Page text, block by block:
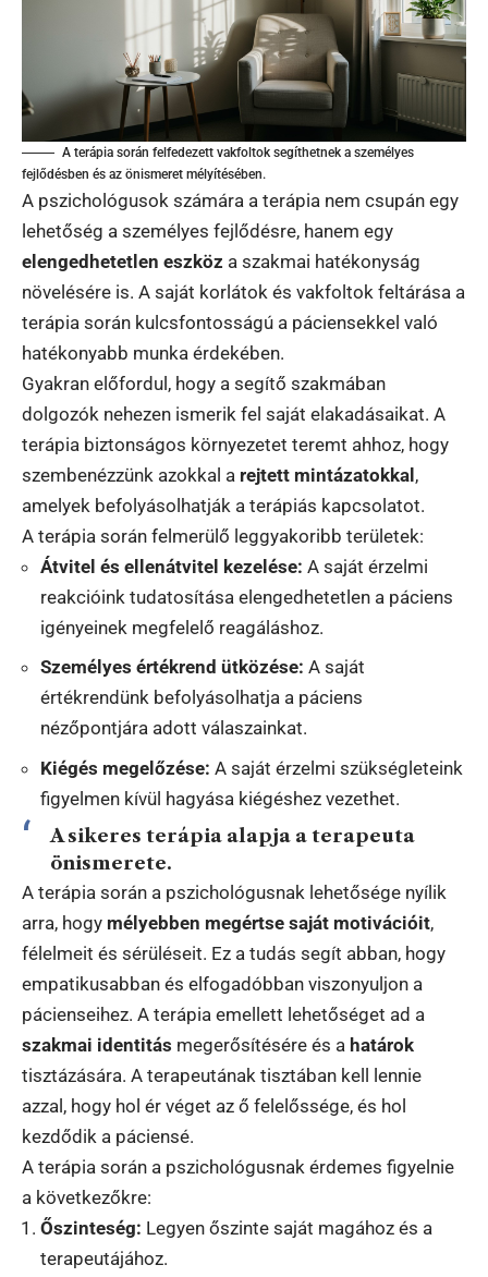
A terápia során felfedezett vakfoltok segíthetnek a személyes
fejlődésben és az önismeret mélyítésében.
A pszichológusok számára a terápia nem csupán egy
lehetőség a személyes fejlődésre, hanem egy
elengedhetetlen eszköz a szakmai hatékonyság
növelésére is. A saját korlátok és vakfoltok feltárása a
terápia során kulcsfontosságú a páciensekkel való
hatékonyabb munka érdekében.
Gyakran előfordul, hogy a segítő szakmában
dolgozók nehezen ismerik fel saját elakadásaikat. A
terápia biztonságos környezetet teremt ahhoz, hogy
szembenézzünk azokkal a rejtett mintázatokkal,
amelyek befolyásolhatják a terápiás kapcsolatot.
A terápia során felmerülő leggyakoribb területek:
Átvitel és ellenátvitel kezelése: A saját érzelmi
reakcióink tudatosítása elengedhetetlen a páciens
igényeinek megfelelő reagáláshoz.
Személyes értékrend ütközése: A saját
értékrendünk befolyásolhatja a páciens
nézőpontjára adott válaszainkat.
Kiégés megelőzése: A saját érzelmi szükségleteink
figyelmen kívül hagyása kiégéshez vezethet.
A sikeres terápia alapja a terapeuta
önismerete.
A terápia során a pszichológusnak lehetősége nyílik
arra, hogy mélyebben megértse saját motivációit,
félelmeit és sérüléseit. Ez a tudás segít abban, hogy
empatikusabban és elfogadóbban viszonyuljon a
pácienseihez. A terápia emellett lehetőséget ad a
szakmai identitás megerősítésére és a határok
tisztázására. A terapeutának tisztában kell lennie
azzal, hogy hol ér véget az ő felelőssége, és hol
kezdődik a páciensé.
A terápia során a pszichológusnak érdemes figyelnie
a következőkre:
Őszinteség: Legyen őszinte saját magához és a
terapeutájához.